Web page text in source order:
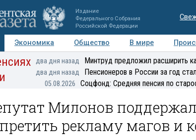
Издание
Федерального Собрания
Российской Федерации
Экономика Общество В мире
Персоны Мнения Регионы Медиацентр
два дня назад Минтруд предложил расширить
два дня назад Пенсионеров в России за год
05.08.2026 Соцфонд: Средняя пенсия по
Милонов
рекламу магов и